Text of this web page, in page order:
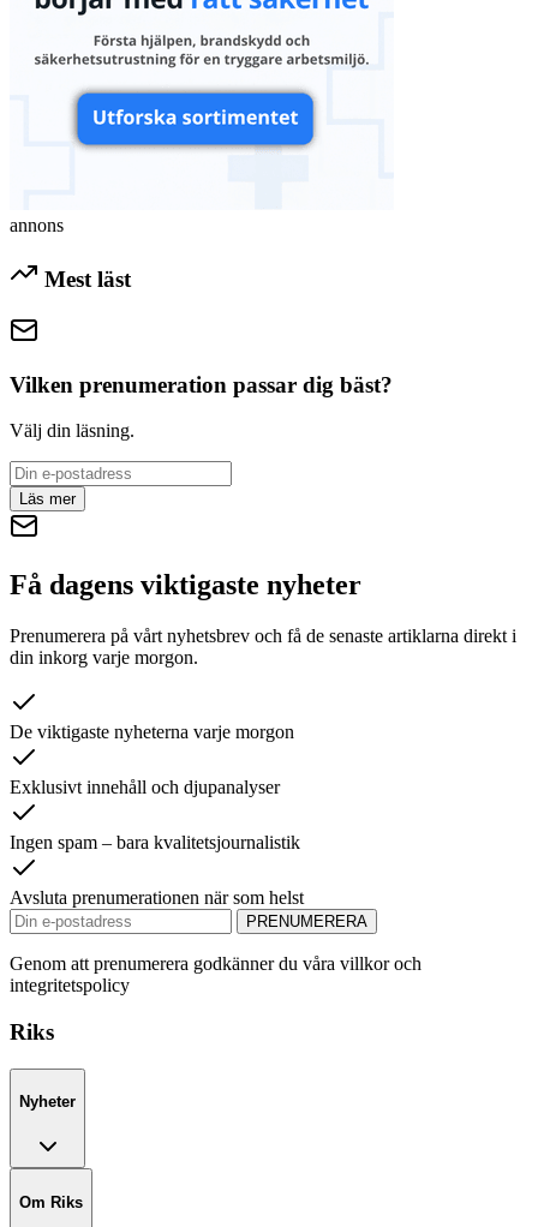
annons
Mest läst
Vilken prenumeration passar dig bäst?
Välj din läsning.
Läs mer
Få dagens viktigaste nyheter
Prenumerera på vårt nyhetsbrev och få de senaste artiklarna direkt i
din inkorg varje morgon.
De viktigaste nyheterna varje morgon
Exklusivt innehåll och djupanalyser
Ingen spam – bara kvalitetsjournalistik
Avsluta prenumerationen när som helst
PRENUMERERA
Genom att prenumerera godkänner du våra villkor och
integritetspolicy
Riks
Nyheter
Om Riks